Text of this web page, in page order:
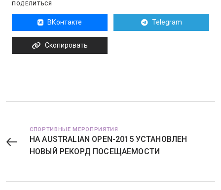
ПОДЕЛИТЬСЯ
ВКонтакте Telegram
Скопировать
СПОРТИВНЫЕ МЕРОПРИЯТИЯ
НА AUSTRALIAN OPEN-2015 УСТАНОВЛЕН
НОВЫЙ РЕКОРД ПОСЕЩАЕМОСТИ